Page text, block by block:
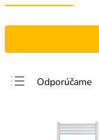
Odporúčame
Najdrahšie